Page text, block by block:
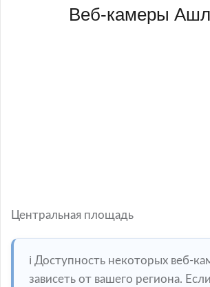
Веб-камеры
Центральная площадь
ℹ️ Доступность некоторых веб-
зависеть от вашего региона.